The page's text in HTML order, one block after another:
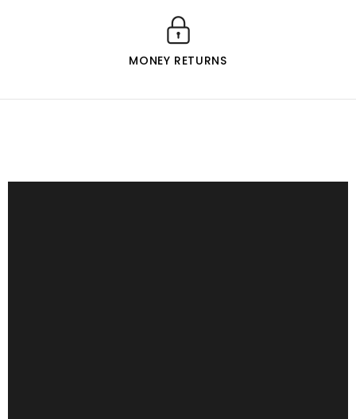
MONEY RETURNS